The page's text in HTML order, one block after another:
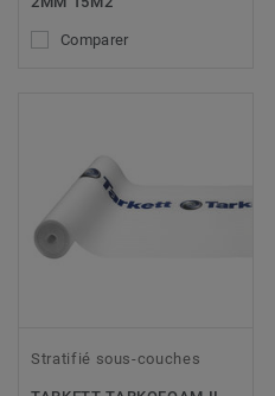
Comparer
Stratifié sous-couches